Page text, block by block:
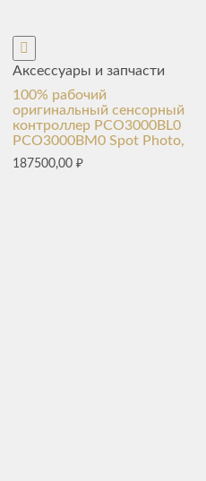
Аксессуары и запчасти
100% рабочий
оригинальный сенсорный
контроллер PCO3000BL0
PCO3000BM0 Spot Photo,
187500,00₽